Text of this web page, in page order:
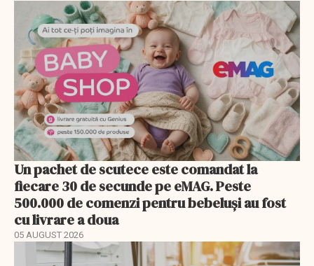
Un pachet de scutece este comandat la
fiecare 30 de secunde pe eMAG. Peste
500.000 de comenzi pentru bebeluși au fost
cu livrare a doua
05 AUGUST 2026